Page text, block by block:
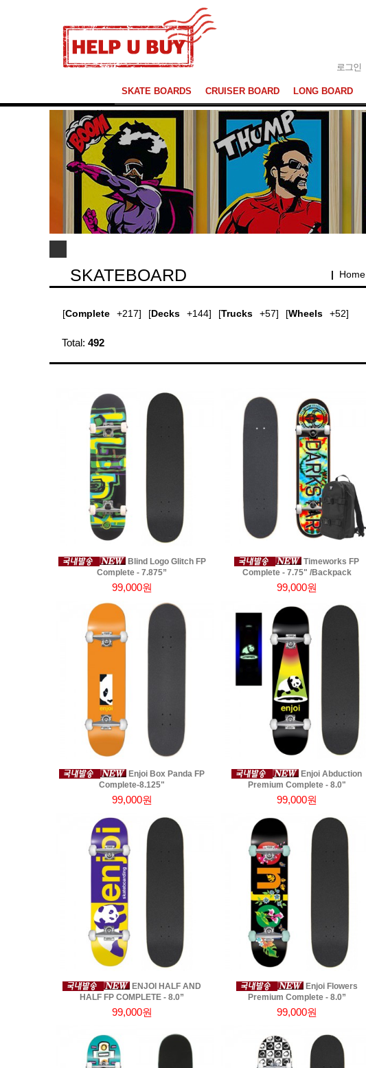
로그인
SKATE BOARDS CRUISER BOARD LONG BOARD
SKATEBOARD | Home
[Complete +217] [Decks +144] [Trucks +57] [Wheels +52]
Total: 492
Blind Logo Glitch FP
Complete - 7.875”
99,000원
Timeworks FP
Complete - 7.75" /Backpack
99,000원
Enjoi Box Panda FP
Complete-8.125"
99,000원
Enjoi Abduction
Premium Complete - 8.0"
99,000원
ENJOI HALF AND
HALF FP COMPLETE - 8.0”
99,000원
Enjoi Flowers
Premium Complete - 8.0”
99,000원